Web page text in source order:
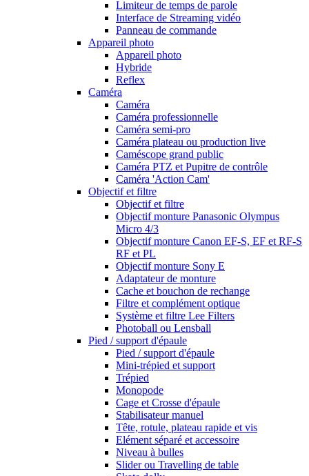
Limiteur de temps de parole
Interface de Streaming vidéo
Panneau de commande
Appareil photo
Appareil photo
Hybride
Reflex
Caméra
Caméra
Caméra professionnelle
Caméra semi-pro
Caméra plateau ou production live
Caméscope grand public
Caméra PTZ et Pupitre de contrôle
Caméra 'Action Cam'
Objectif et filtre
Objectif et filtre
Objectif monture Panasonic Olympus
Micro 4/3
Objectif monture Canon EF-S, EF et RF-S
RF et PL
Objectif monture Sony E
Adaptateur de monture
Cache et bouchon de rechange
Filtre et complément optique
Système et filtre Lee Filters
Photoball ou Lensball
Pied / support d'épaule
Pied / support d'épaule
Mini-trépied et support
Trépied
Monopode
Cage et Crosse d'épaule
Stabilisateur manuel
Tête, rotule, plateau rapide et vis
Elément séparé et accessoire
Niveau à bulles
Slider ou Travelling de table